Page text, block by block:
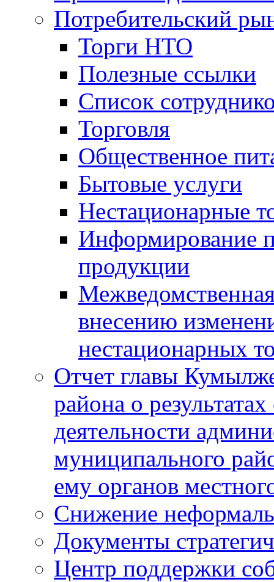
Потребительский
Торги НТО
Полезные ссылки
Список
Торговля
Общественное
Бытовые услуги
Нестационарные
Информирование
продукции
внесению
нестационарных
Отчет главы
района о
деятельности
муниципального
ему органов
Снижение
Документы
Центр поддержки